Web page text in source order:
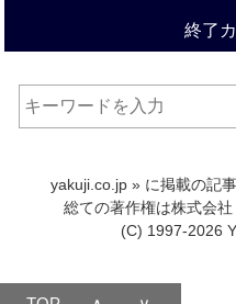
終了
yakuji.co.jp » に掲載の記
総ての著作権は株式会
(C) 1997-2026